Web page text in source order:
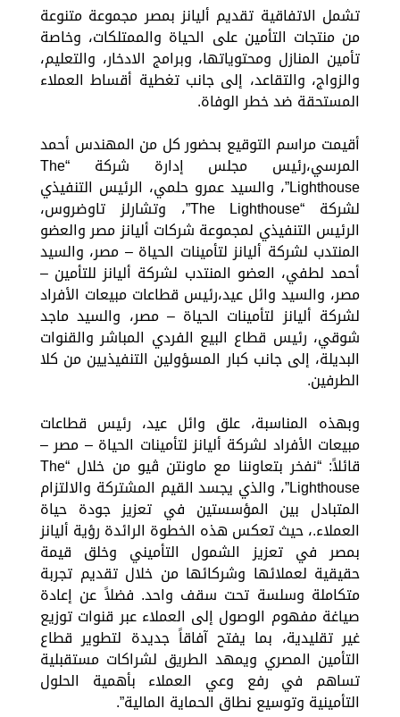
تشمل الاتفاقية تقديم أليانز بمصر مجموعة متنوعة
من منتجات التأمين على الحياة والممتلكات، وخاصة
تأمين المنازل ومحتوياتها، وبرامج الادخار، والتعليم،
والزواج، والتقاعد، إلى جانب تغطية أقساط العملاء
المستحقة ضد خطر الوفاة.
أقيمت مراسم التوقيع بحضور كل من المهندس أحمد
المرسي،رئيس مجلس إدارة شركة “The
Lighthouse”، والسيد عمرو حلمي، الرئيس التنفيذي
لشركة “The Lighthouse”، وتشارلز تاوضروس،
الرئيس التنفيذي لمجموعة شركات أليانز مصر والعضو
المنتدب لشركة أليانز لتأمينات الحياة – مصر، والسيد
أحمد لطفي، العضو المنتدب لشركة أليانز للتأمين –
مصر، والسيد وائل عيد،رئيس قطاعات مبيعات الأفراد
لشركة أليانز لتأمينات الحياة – مصر، والسيد ماجد
شوقي، رئيس قطاع البيع الفردي المباشر والقنوات
البديلة، إلى جانب كبار المسؤولين التنفيذيين من كلا
الطرفين.
وبهذه المناسبة، علق وائل عيد، رئيس قطاعات
مبيعات الأفراد لشركة أليانز لتأمينات الحياة – مصر –
قائلاً: “نفخر بتعاوننا مع ماونتن ڤيو من خلال “The
Lighthouse”، والذي يجسد القيم المشتركة والالتزام
المتبادل بين المؤسستين في تعزيز جودة حياة
العملاء.، حيث تعكس هذه الخطوة الرائدة رؤية أليانز
بمصر في تعزيز الشمول التأميني وخلق قيمة
حقيقية لعملائها وشركائها من خلال تقديم تجربة
متكاملة وسلسة تحت سقف واحد. فضلاً عن إعادة
صياغة مفهوم الوصول إلى العملاء عبر قنوات توزيع
غير تقليدية، بما يفتح آفاقاً جديدة لتطوير قطاع
التأمين المصري ويمهد الطريق لشراكات مستقبلية
تساهم في رفع وعي العملاء بأهمية الحلول
التأمينية وتوسيع نطاق الحماية المالية”.